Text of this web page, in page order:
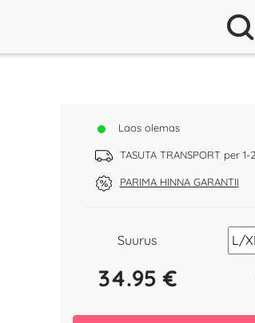
Laos olemas
TASUTA TRANSPORT per
PARIMA HINNA GARANTII
Suurus
34.95 €